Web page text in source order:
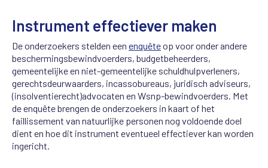
Instrument effectiever maken
De onderzoekers stelden een enquêteop voor onder andere
beschermingsbewindvoerders, budgetbeheerders,
gemeentelijke en niet-gemeentelijke schuldhulpverleners,
gerechtsdeurwaarders, incassobureaus, juridisch adviseurs,
(insolventierecht)advocaten en Wsnp-bewindvoerders. Met
de enquête brengen de onderzoekers in kaart of het
faillissement van natuurlijke personen nog voldoende doel
dient en hoe dit instrument eventueel effectiever kan worden
ingericht.